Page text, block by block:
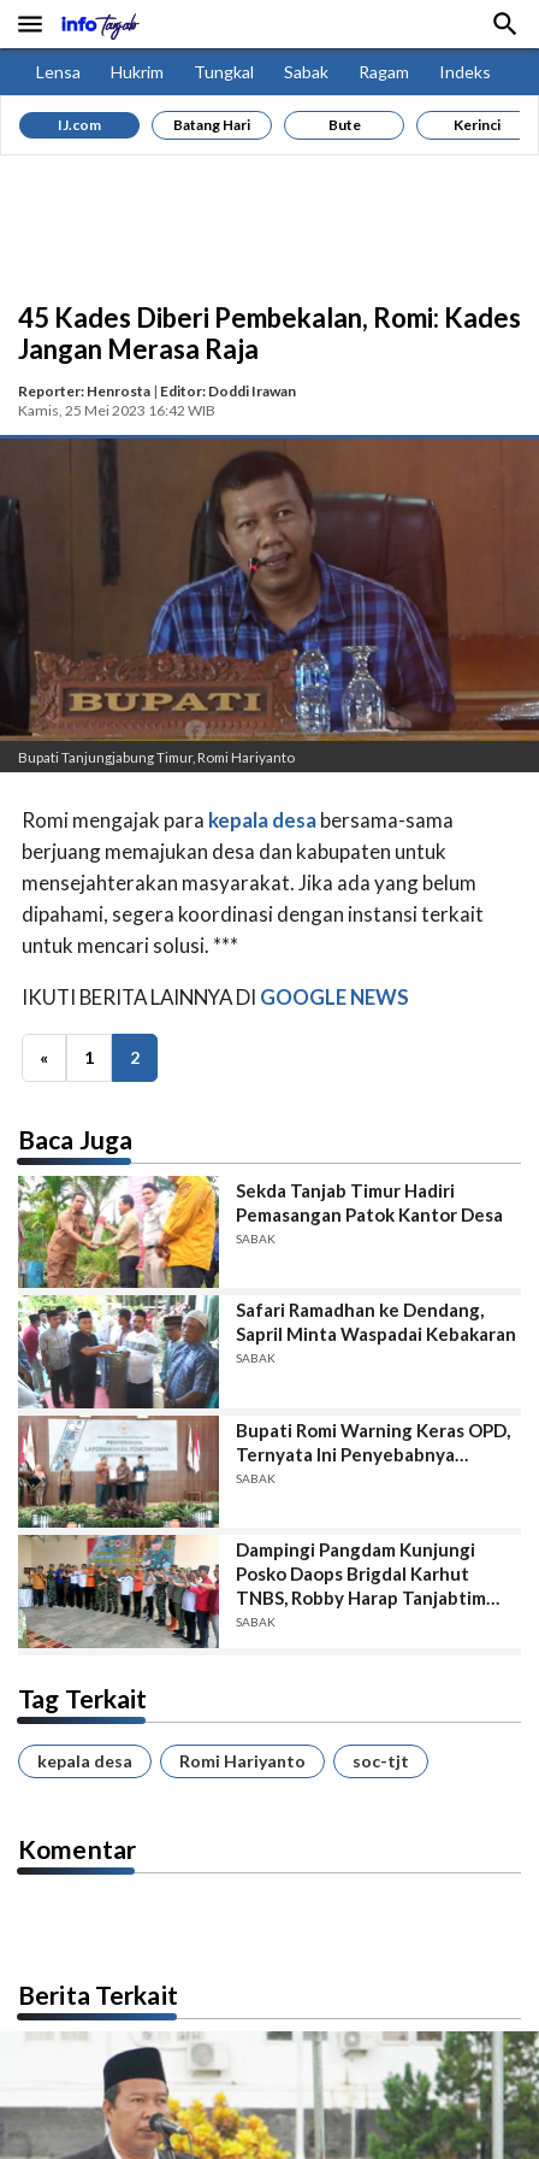
 
Lensa Hukrim Tungkal Sabak Ragam Indeks
IJ.com Batang Hari Bute Kerinci
45 Kades Diberi Pembekalan, Romi: Kades
Jangan Merasa Raja
Reporter: Henrosta | Editor: Doddi Irawan
Kamis, 25 Mei 2023 16:42 WIB
Bupati Tanjungjabung Timur, Romi Hariyanto
Romi mengajak para kepala desabersama-sama
berjuang memajukan desa dan kabupaten untuk
mensejahterakan masyarakat. Jika ada yang belum
dipahami, segera koordinasi dengan instansi terkait
untuk mencari solusi. ***
IKUTI BERITA LAINNYA DI GOOGLE NEWS
« 1 2
Baca Juga
Sekda Tanjab Timur Hadiri
Pemasangan Patok Kantor Desa
SABAK
Safari Ramadhan ke Dendang,
Sapril Minta Waspadai Kebakaran
SABAK
Bupati Romi Warning Keras OPD,
Ternyata Ini Penyebabnya…
SABAK
Dampingi Pangdam Kunjungi
Posko Daops Brigdal Karhut
TNBS, Robby Harap Tanjabtim
Bebas Karhutla
SABAK
Tag Terkait
kepala desa Romi Hariyanto soc-tjt
Komentar
Berita Terkait